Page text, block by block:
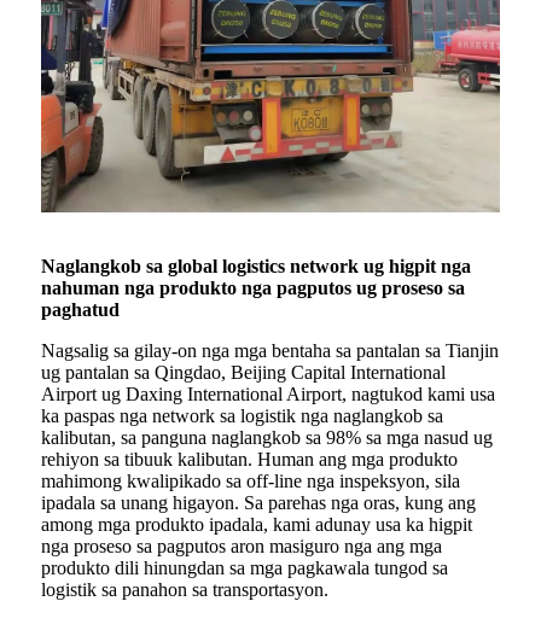
Naglangkob sa global logistics network ug higpit nga
nahuman nga produkto nga pagputos ug proseso sa
paghatud
Nagsalig sa gilay-on nga mga bentaha sa pantalan sa Tianjin
ug pantalan sa Qingdao, Beijing Capital International
Airport ug Daxing International Airport, nagtukod kami usa
ka paspas nga network sa logistik nga naglangkob sa
kalibutan, sa panguna naglangkob sa 98% sa mga nasud ug
rehiyon sa tibuuk kalibutan. Human ang mga produkto
mahimong kwalipikado sa off-line nga inspeksyon, sila
ipadala sa unang higayon. Sa parehas nga oras, kung ang
among mga produkto ipadala, kami adunay usa ka higpit
nga proseso sa pagputos aron masiguro nga ang mga
produkto dili hinungdan sa mga pagkawala tungod sa
logistik sa panahon sa transportasyon.